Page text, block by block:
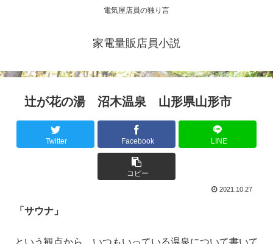
電気屋店員の独り言
家電量販店員小説
辻が花の湯 沼木温泉 山形県山形市
Twitter Facebook LINE
コピー
2021.10.27
「サウナ」
という観点から、いつもいっている温泉について書いて